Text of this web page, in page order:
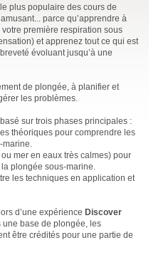
plus populaire des cours de
parce qu’apprendre à
première respiration sous
et apprenez tout ce qui est
évoluant jusqu’à une
de plongée, à planifier et
les problèmes.
sur trois phases principales :
théoriques pour comprendre les
marine.
mer en eaux très calmes) pour
plongée sous-marine.
les techniques en application et
d’une expérience Discover
une base de plongée, les
être crédités pour une partie de